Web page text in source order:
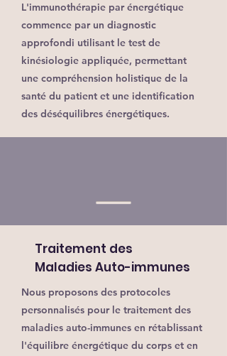
L'immunothérapie par énergétique
commence par un diagnostic
approfondi utilisant le test de
kinésiologie appliquée, permettant
une compréhension holistique de la
santé du patient et une identification
des déséquilibres énergétiques.
Traitement des
Maladies Auto-immunes
Nous proposons des protocoles
personnalisés pour le traitement des
maladies auto-immunes en rétablissant
l'équilibre énergétique du corps et en